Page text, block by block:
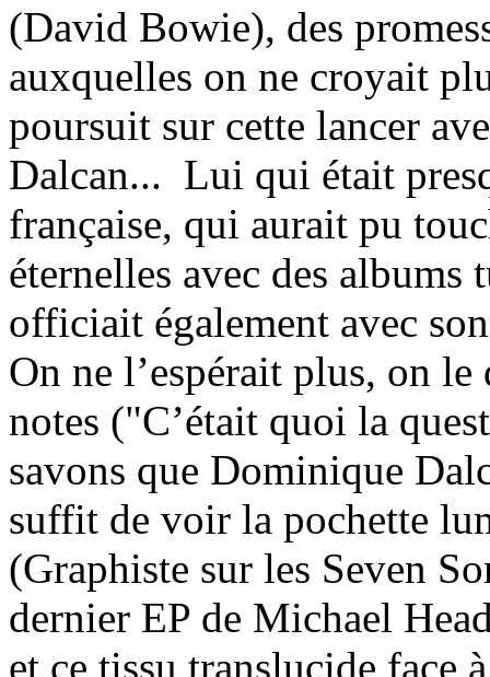
(David Bowie), des
auxquelles on ne croyait
poursuit sur cette lancer
Dalcan... Lui qui était
française, qui aurait pu
éternelles avec des
officiait également avec
On ne l’espérait plus, on
notes ("C’était quoi la
savons que Dominique
suffit de voir la pochette
(Graphiste sur les Seven
dernier EP de Michael
et ce tissu translucide face